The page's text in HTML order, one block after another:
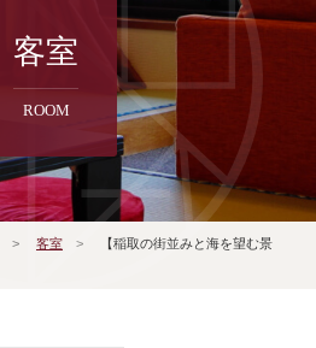
宿泊者 無料特典
よくある質問
faq
reservation
客室
ROOM
> 客室 >
【稲取の街並みと海を望む景